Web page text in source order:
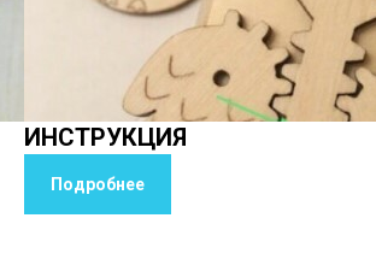
ИНСТРУКЦИЯ
Подробнее